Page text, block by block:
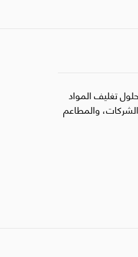
تغليف المواد
الشركات، والمطاعم